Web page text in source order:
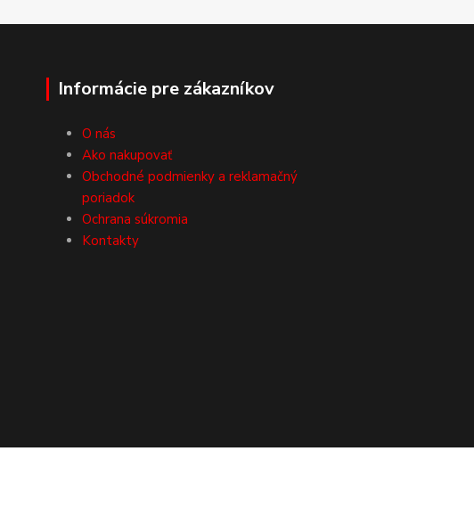
Informácie pre zákazníkov
O nás
Ako nakupovať
Obchodné podmienky a reklamačný
poriadok
Ochrana súkromia
Kontakty